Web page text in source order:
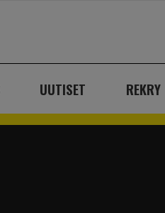
UUTISET REKRY